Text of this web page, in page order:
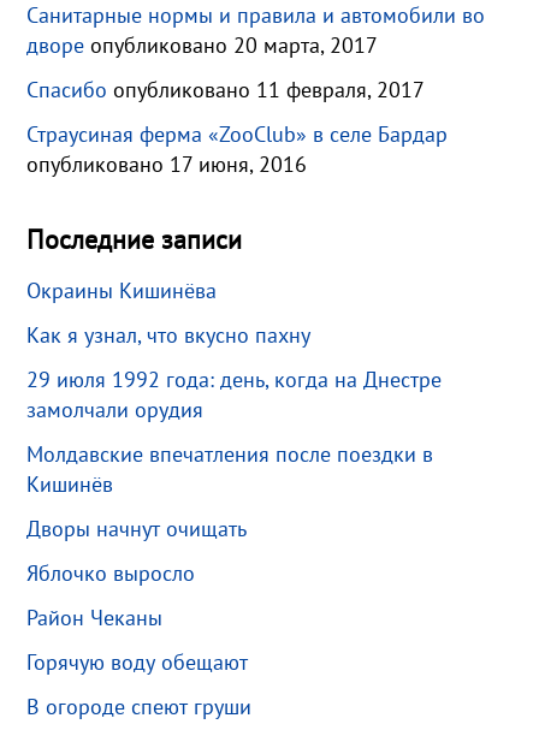
Санитарные нормы и правила и автомобили во
дворе опубликовано 20 марта, 2017
Спасибо опубликовано 11 февраля, 2017
Страусиная ферма «ZooClub» в селе Бардар
опубликовано 17 июня, 2016
Последние записи
Окраины Кишинёва
Как я узнал, что вкусно пахну
29 июля 1992 года: день, когда на Днестре
замолчали орудия
Молдавские впечатления после поездки в
Кишинёв
Дворы начнут очищать
Яблочко выросло
Район Чеканы
Горячую воду обещают
В огороде спеют груши